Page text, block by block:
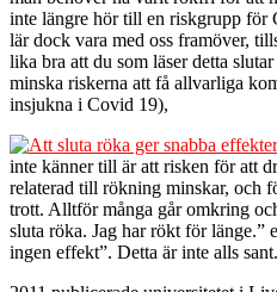
inte längre hör till en riskgrupp för
lär dock vara med oss framöver,
lika bra att du som läser detta
minska riskerna att få allvarliga
insjukna i Covid 19),
inte känner till är att risken för att
relaterad till rökning minskar, och
trott. Alltför många går omkring
sluta röka. Jag har rökt för länge.”
ingen effekt”. Detta är inte alls sant.